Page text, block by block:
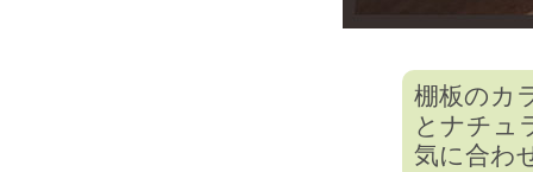
棚板のカ
とナチュ
気に合わ